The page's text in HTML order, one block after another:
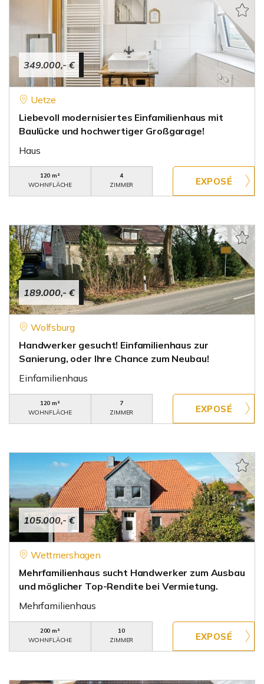
349.000,- €
Uetze
Liebevoll modernisiertes Einfamilienhaus mit
Baulücke und hochwertiger Großgarage!
Haus
120 m²
WOHNFLÄCHE
4
ZIMMER
189.000,- €
Wolfsburg
Handwerker gesucht! Einfamilienhaus zur
Sanierung, oder Ihre Chance zum Neubau!
Einfamilienhaus
120 m²
WOHNFLÄCHE
7
ZIMMER
105.000,- €
Wettmershagen
Mehrfamilienhaus sucht Handwerker zum Ausbau
und möglicher Top-Rendite bei Vermietung.
Mehrfamilienhaus
200 m²
WOHNFLÄCHE
10
ZIMMER